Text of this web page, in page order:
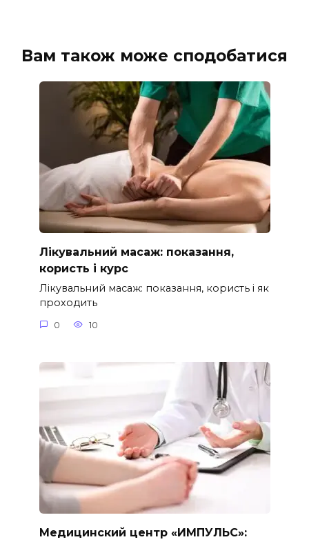
Вам також може сподобатися
Лікувальний масаж: показання,
користь і курс
Лікувальний масаж: показання, користь і як
проходить
0 10
Медицинский центр «ИМПУЛЬС»: